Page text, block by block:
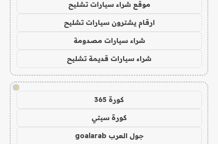
موقع شراء سيارات تشليح
ارقام يشترون سيارات تشليح
شراء سيارات مصدومة
شراء سيارات قديمة تشليح
!
كورة 365
كورة سيتي
جول العرب goalarab